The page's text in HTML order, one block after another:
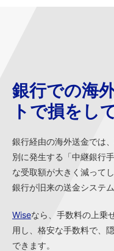
銀行での海
トで損をし
銀行経由の海外送金では
別に発生する「中継銀行
な受取額が大きく減って
銀行が旧来の送金システ
Wiseなら、手数料の上乗
用し、格安な手数料で、
できます。